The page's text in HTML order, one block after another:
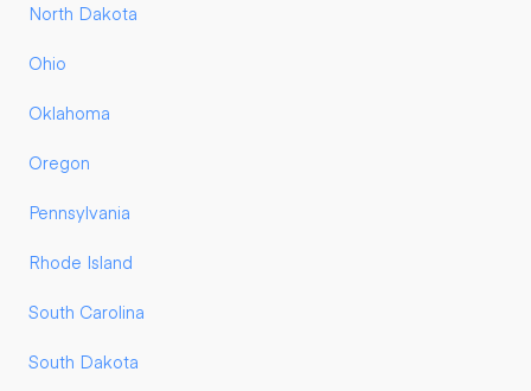
North Dakota
Ohio
Oklahoma
Oregon
Pennsylvania
Rhode Island
South Carolina
South Dakota